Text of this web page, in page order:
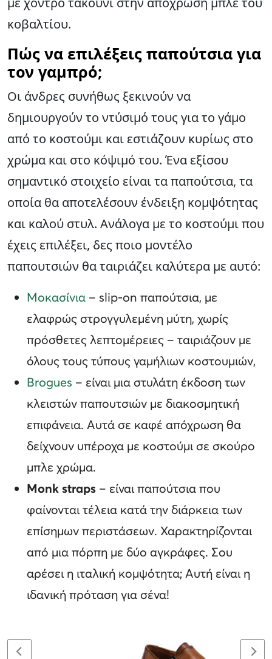
κοβαλτίου.
Πώς να επιλέξεις παπούτσια για
τον γαμπρό;
Οι άνδρες συνήθως ξεκινούν να
δημιουργούν το ντύσιμό τους για το γάμο
από το κοστούμι και εστιάζουν κυρίως στο
χρώμα και στο κόψιμό του. Ένα εξίσου
σημαντικό στοιχείο είναι τα παπούτσια, τα
οποία θα αποτελέσουν ένδειξη κομψότητας
και καλού στυλ. Ανάλογα με το κοστούμι που
έχεις επιλέξει, δες ποιο μοντέλο
παπουτσιών θα ταιριάζει καλύτερα με αυτό:
Μοκασίνια – slip-on παπούτσια, με
ελαφρώς στρογγυλεμένη μύτη, χωρίς
πρόσθετες λεπτομέρειες – ταιριάζουν με
όλους τους τύπους γαμήλιων κοστουμιών,
Brogues – είναι μια στυλάτη έκδοση των
κλειστών παπουτσιών με διακοσμητική
επιφάνεια. Αυτά σε καφέ απόχρωση θα
δείχνουν υπέροχα με κοστούμι σε σκούρο
μπλε χρώμα.
Monk straps – είναι παπούτσια που
φαίνονται τέλεια κατά την διάρκεια των
επίσημων περιστάσεων. Χαρακτηρίζονται
από μια πόρπη με δύο αγκράφες. Σου
αρέσει η ιταλική κομψότητα; Αυτή είναι η
ιδανική πρόταση για σένα!